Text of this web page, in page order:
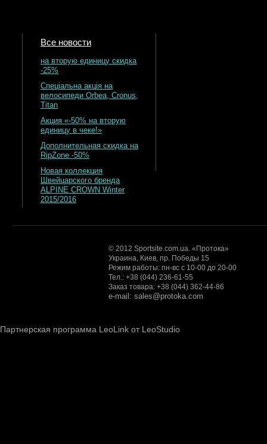
Все новости
на вторую единицу скидка
-25%
Спеціальна акція на
велосипеди Orbea, Cronus,
Titan
Акция «-50% на вторую
единицу в чеке!»
Дополнительная скидка на
RipZone -50%
Новая коллекция
Швейцарского бренда
ALPINE CROWN Winter
2015/2016
© 2012 Sportsite.com.ua. «Протока»
Украина, Киев, пр. Победы 15
Режим работы: пн-вс с 10-00 до 20-00
Тел.: +38 (044) 236-61-55
Заказ товара: +38 (044) 362-44-86
e-mail: sales@protoka.com
Партнерская программа LeoLink от LeoStudio